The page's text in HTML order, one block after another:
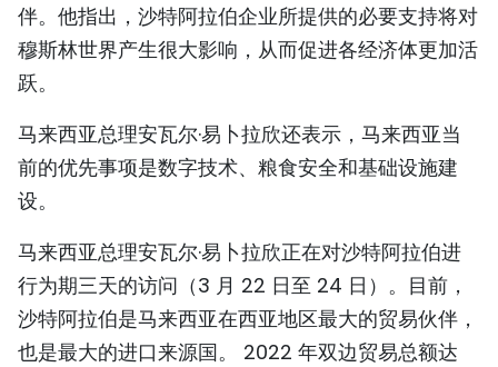
多功能媒体
图库
人民报社简介
TIẾNG VIỆT
伴。他指出，沙特阿拉伯企业所提供的必要支持将对
穆斯林世界产生很大影响，从而促进各经济体更加活
跃。
马来西亚总理安瓦尔·易卜拉欣还表示，马来西亚当
前的优先事项是数字技术、粮食安全和基础设施建
设。
马来西亚总理安瓦尔·易卜拉欣正在对沙特阿拉伯进
行为期三天的访问（3 月 22 日至 24 日）。目前，
沙特阿拉伯是马来西亚在西亚地区最大的贸易伙伴，
也是最大的进口来源国。 2022 年双边贸易总额达